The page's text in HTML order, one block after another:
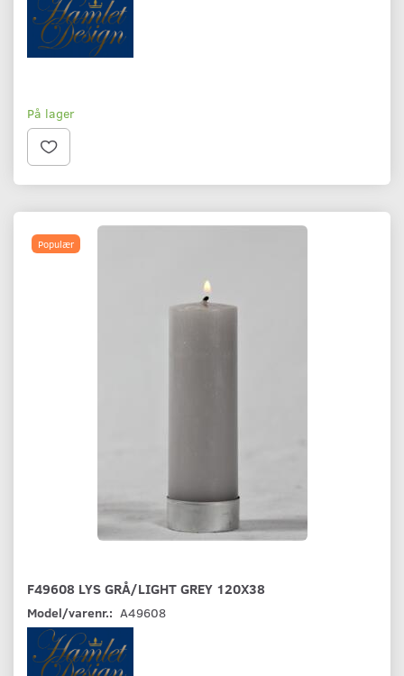
På lager
Populær
F49608 LYS GRÅ/LIGHT GREY 120X38
Model/varenr.: A49608